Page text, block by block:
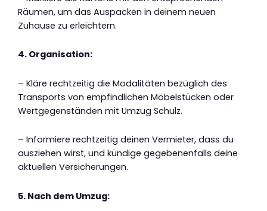
Räumen, um das Auspacken in deinem neuen
Zuhause zu erleichtern.
4. Organisation:
– Kläre rechtzeitig die Modalitäten bezüglich des
Transports von empfindlichen Möbelstücken oder
Wertgegenständen mit Umzug Schulz.
– Informiere rechtzeitig deinen Vermieter, dass du
ausziehen wirst, und kündige gegebenenfalls deine
aktuellen Versicherungen.
5. Nach dem Umzug: